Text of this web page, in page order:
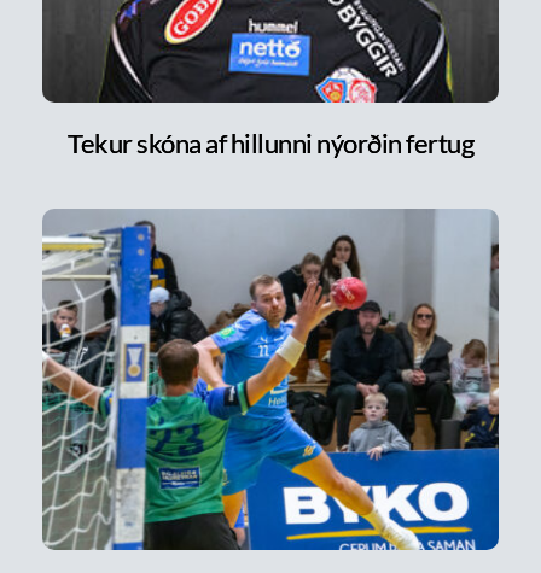
Tekur skóna af hillunni nýorðin fertug